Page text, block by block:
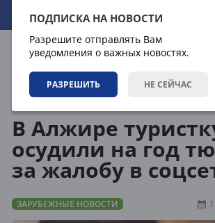
ПОДПИСКА НА НОВОСТИ
Разрешите отправлять Вам
уведомления о важных новостях.
РАЗРЕШИТЬ НЕ СЕЙЧАС
07.08.2026 21:22:09
В Алжире
осудили на год
за жалобу в
ЗАРУБЕЖНЫЕ НОВОСТИ